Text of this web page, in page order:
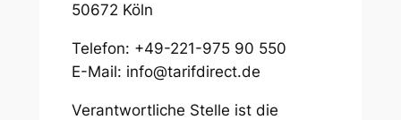
50672 Köln
Telefon: +49-221-975 90 550
E-Mail: info@tarifdirect.de
Verantwortliche Stelle ist die